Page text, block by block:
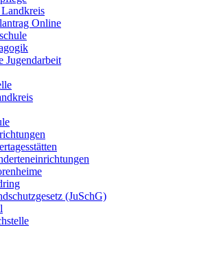
Online
Jugendarbeit
(JuSchG)